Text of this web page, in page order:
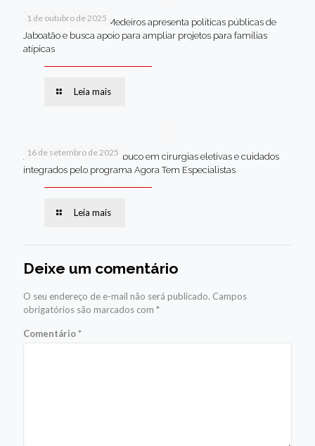
1 de outubro de 2025
Em Brasília, Andréa Medeiros apresenta políticas públicas de
Jaboatão e busca apoio para ampliar projetos para famílias
atípicas
Leia mais
16 de setembro de 2025
Jaboatão lidera Pernambuco em cirurgias eletivas e cuidados
integrados pelo programa Agora Tem Especialistas
Leia mais
Deixe um comentário
O seu endereço de e-mail não será publicado. Campos
obrigatórios são marcados com *
Comentário*